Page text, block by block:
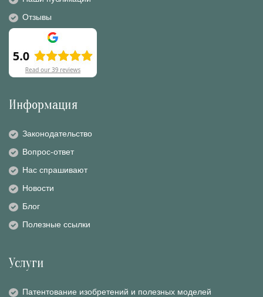
Отзывы
Информация
Законодательство
Вопрос-ответ
Нас спрашивают
Новости
Блог
Полезные ссылки
Услуги
Патентование изобретений и полезных моделей